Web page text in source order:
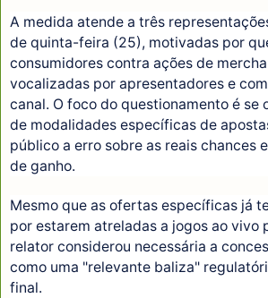
A medida atende a três
de quinta-feira (25), motivadas por
consumidores contra ações de
vocalizadas por apresentadores e
canal. O foco do questionamento é se
de modalidades específicas de
público a erro sobre as reais chances
de ganho.
Mesmo que as ofertas específicas já
por estarem atreladas a jogos ao vivo
relator considerou necessária a
como uma "relevante baliza"
final.